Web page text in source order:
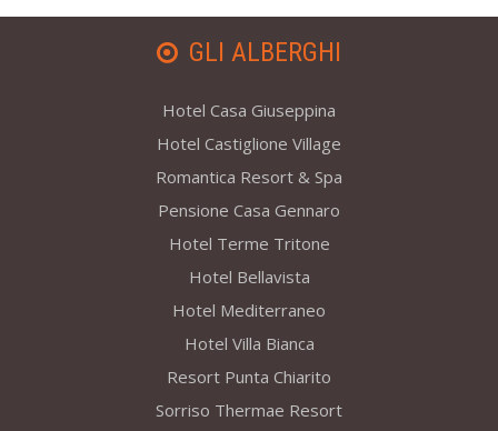
GLI ALBERGHI
Hotel Casa Giuseppina
Hotel Castiglione Village
Romantica Resort & Spa
Pensione Casa Gennaro
Hotel Terme Tritone
Hotel Bellavista
Hotel Mediterraneo
Hotel Villa Bianca
Resort Punta Chiarito
Sorriso Thermae Resort